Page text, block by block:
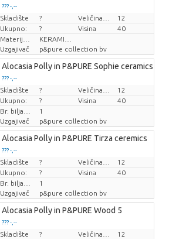
??? -,--
Cijena po komadu
Skladište ?
12
Ukupno:
? Visina
40
Uzgajivač
p&pure collection bv
Alocasia Polly in P&PURE Sophie ceramics
??? -,--
Cijena po komadu
Skladište ?
12
Ukupno:
? Visina
40
1
Uzgajivač
p&pure collection bv
Alocasia Polly in P&PURE Tirza ceremics
??? -,--
Cijena po komadu
Skladište ?
12
Ukupno:
? Visina
40
1
Uzgajivač
p&pure collection bv
Alocasia Polly in P&PURE Wood 5
??? -,--
Cijena po komadu
Skladište ?
12